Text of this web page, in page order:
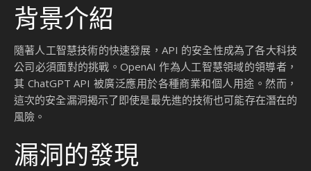
背景介紹
隨著人工智慧技術的快速發展，API 的安全性成為了各大科技
公司必須面對的挑戰。OpenAI 作為人工智慧領域的領導者，
其 ChatGPT API 被廣泛應用於各種商業和個人用途。然而，
這次的安全漏洞揭示了即使是最先進的技術也可能存在潛在的
風險。
漏洞的發現